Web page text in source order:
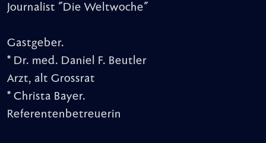
Journalist "Die Weltwoche"
Gastgeber.
* Dr. med. Daniel F. Beutler
Arzt, alt Grossrat
* Christa Bayer.
Referentenbetreuerin